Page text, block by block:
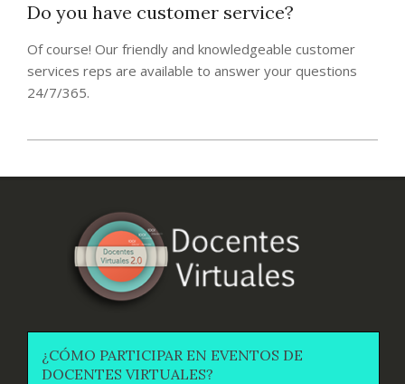
Do you have customer service?
Of course! Our friendly and knowledgeable customer
services reps are available to answer your questions
24/7/365.
03-
¿CÓMO PARTICIPAR EN EVENTOS DE
DOCENTES VIRTUALES?